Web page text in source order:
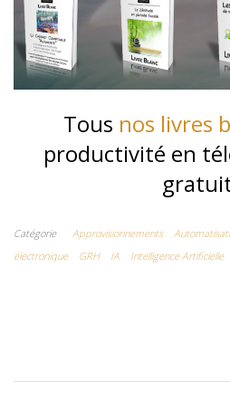
Tous nos livres
productivité en
Catégorie Approvisionnements
électronique
GRH IA Intelligence Artificielle